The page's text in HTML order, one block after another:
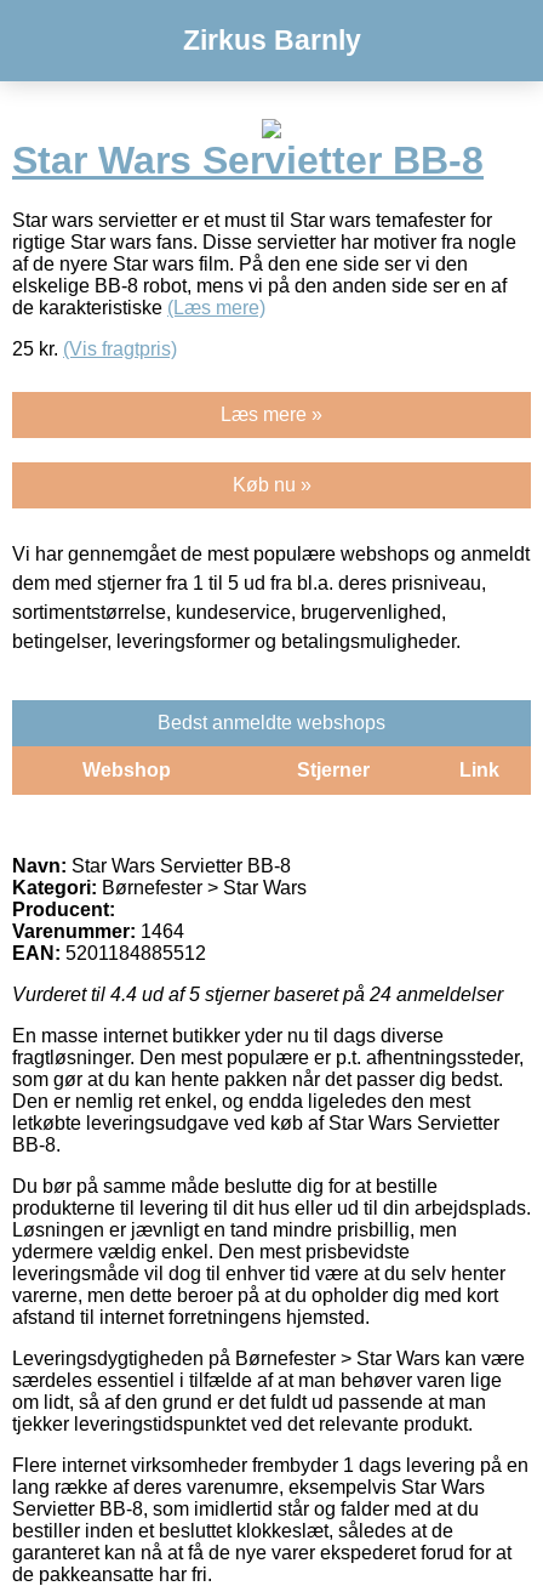
Zirkus Barnly
Star Wars Servietter BB-8
Star wars servietter er et must til Star wars temafester for
rigtige Star wars fans. Disse servietter har motiver fra nogle
af de nyere Star wars film. På den ene side ser vi den
elskelige BB-8 robot, mens vi på den anden side ser en af
de karakteristiske (Læs mere)
25 kr. (Vis fragtpris)
Læs mere »
Køb nu »
Vi har gennemgået de mest populære webshops og anmeldt
dem med stjerner fra 1 til 5 ud fra bl.a. deres prisniveau,
sortimentstørrelse, kundeservice, brugervenlighed,
betingelser, leveringsformer og betalingsmuligheder.
Bedst anmeldte webshops
Webshop Stjerner Link
Navn: Star Wars Servietter BB-8
Kategori: Børnefester > Star Wars
Producent:
Varenummer: 1464
EAN: 5201184885512
Vurderet til 4.4 ud af 5 stjerner baseret på 24 anmeldelser
En masse internet butikker yder nu til dags diverse
fragtløsninger. Den mest populære er p.t. afhentningssteder,
som gør at du kan hente pakken når det passer dig bedst.
Den er nemlig ret enkel, og endda ligeledes den mest
letkøbte leveringsudgave ved køb af Star Wars Servietter
BB-8.
Du bør på samme måde beslutte dig for at bestille
produkterne til levering til dit hus eller ud til din arbejdsplads.
Løsningen er jævnligt en tand mindre prisbillig, men
ydermere vældig enkel. Den mest prisbevidste
leveringsmåde vil dog til enhver tid være at du selv henter
varerne, men dette beroer på at du opholder dig med kort
afstand til internet forretningens hjemsted.
Leveringsdygtigheden på Børnefester > Star Wars kan være
særdeles essentiel i tilfælde af at man behøver varen lige
om lidt, så af den grund er det fuldt ud passende at man
tjekker leveringstidspunktet ved det relevante produkt.
Flere internet virksomheder frembyder 1 dags levering på en
lang række af deres varenumre, eksempelvis Star Wars
Servietter BB-8, som imidlertid står og falder med at du
bestiller inden et besluttet klokkeslæt, således at de
garanteret kan nå at få de nye varer ekspederet forud for at
de pakkeansatte har fri.